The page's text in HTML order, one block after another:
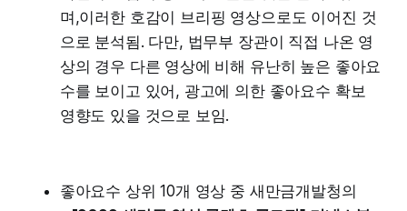
며,이러한 호감이 브리핑 영상으로도 이어진 것
으로 분석됨. 다만, 법무부 장관이 직접 나온 영
상의 경우 다른 영상에 비해 유난히 높은 좋아요
수를 보이고 있어, 광고에 의한 좋아요수 확보
영향도 있을 것으로 보임.
좋아요수 상위 10개 영상 중 새만금개발청의